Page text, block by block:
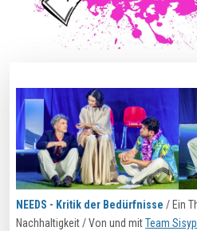
NEEDS - Kritik der Bedürfnisse / Ein
Nachhaltigkeit / Von und mitTeam